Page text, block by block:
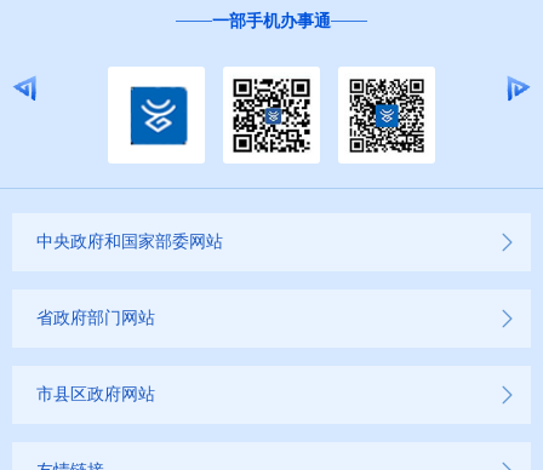
一部手机办事通
中央政府和国家部委网站
省政府部门网站
市县区政府网站